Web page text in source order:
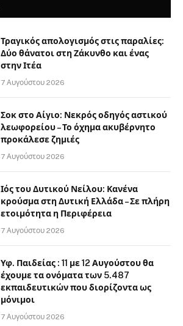
Τραγικός απολογισμός στις παραλίες:
Δύο θάνατοι στη Ζάκυνθο και ένας
στην Ιτέα
7 Αυγούστου 2026
Σοκ στο Αίγιο: Νεκρός οδηγός αστικού
λεωφορείου – Το όχημα ακυβέρνητο
προκάλεσε ζημιές
7 Αυγούστου 2026
Ιός του Δυτικού Νείλου: Κανένα
κρούσμα στη Δυτική Ελλάδα – Σε πλήρη
ετοιμότητα η Περιφέρεια
7 Αυγούστου 2026
Υφ. Παιδείας : 11 με 12 Αυγούστου θα
έχουμε τα ονόματα των 5.487
εκπαιδευτικών που διορίζοντα ως
μόνιμοι
7 Αυγούστου 2026